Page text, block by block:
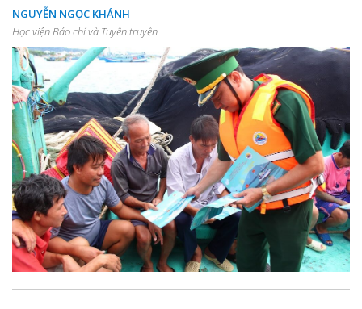
NGUYỄN NGỌC KHÁNH
Học viện Báo chí và Tuyên truyền